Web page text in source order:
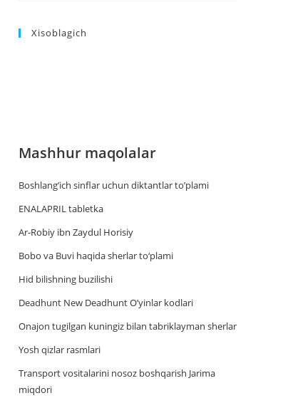
Xisoblagich
Mashhur maqolalar
Boshlang’ich sinflar uchun diktantlar to’plami
ENALAPRIL tabletka
Ar-Robiy ibn Zaydul Horisiy
Bobo va Buvi haqida sherlar to‘plami
Hid bilishning buzilishi
Deadhunt New Deadhunt O’yinlar kodlari
Onajon tugilgan kuningiz bilan tabriklayman sherlar
Yosh qizlar rasmlari
Trаnsport vositаlаrini nosoz boshqаrish Jаrimа
miqdori